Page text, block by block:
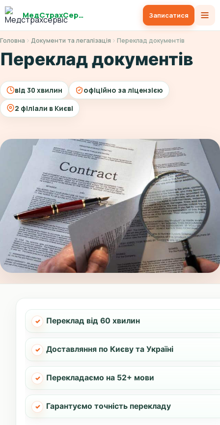
МедСтрахСервіс Записатися
Головна Документи та легалізація Переклад документів
Переклад документів
від 30 хвилин
офіційно за ліцензією
2 філіали в Києві
Переклад від 60 хвилин
Доставляння по Києву та Україні
Перекладаємо на 52+ мови
Гарантуємо точність перекладу